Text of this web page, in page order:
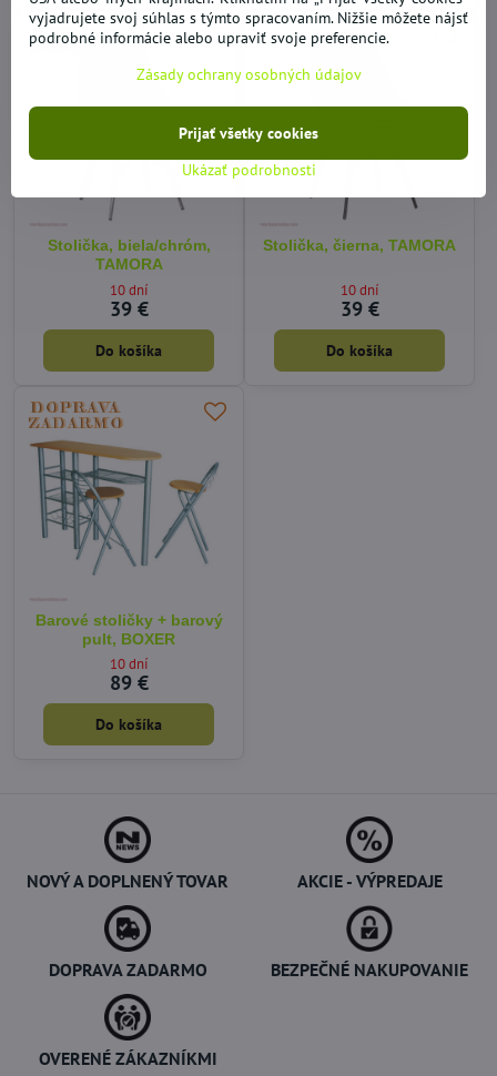
Stolička, biela/chróm,
TAMORA
10 dní
39 €
Do košíka
Stolička, čierna, TAMORA
10 dní
39 €
Do košíka
Barové stoličky + barový
pult, BOXER
10 dní
89 €
Do košíka
NOVÝ A DOPLNENÝ TOVAR AKCIE - VÝPREDAJE
DOPRAVA ZADARMO BEZPEČNÉ NAKUPOVANIE
OVERENÉ ZÁKAZNÍKMI
vyjadrujete svoj súhlas s týmto spracovaním. Nižšie môžete nájsť
podrobné informácie alebo upraviť svoje preferencie.
Zásady ochrany osobných údajov
Ukázať podrobnosti
Prijať všetky cookies